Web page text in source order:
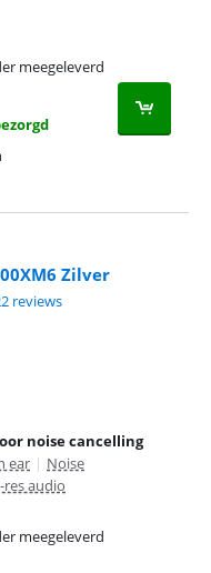
meegeleverd
Zilver
22 reviews.
reviews
noise cancelling
ear | Noise
res audio
meegeleverd